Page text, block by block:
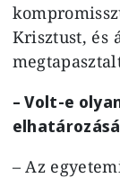
Krisztust, és
– Volt-e
– Az